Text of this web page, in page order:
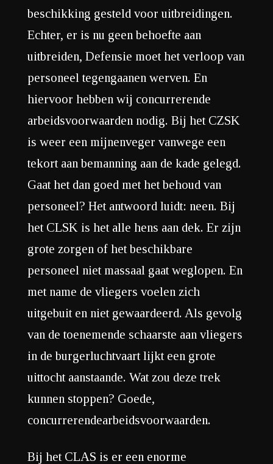
beschikking gesteld voor uitbreidingen.
Echter, er is nu geen behoefte aan
uitbreiden, Defensie moet het verloop van
personeel tegengaanen werven. En
hiervoor hebben wij concurrerende
arbeidsvoorwaarden nodig. Bij het CZSK
is weer een mijnenveger vanwege een
tekort aan bemanning aan de kade gelegd.
Gaat het dan goed met het behoud van
personeel? Het antwoord luidt: neen. Bij
het CLSK is het alle hens aan dek. Er zijn
grote zorgen of het beschikbare
personeel niet massaal gaat weglopen. En
met name de vliegers voelen zich
uitgebuit en niet gewaardeerd. Als gevolg
van de toenemende schaarste aan vliegers
in de burgerluchtvaart lijkt een grote
uittocht aanstaande. Wat zou deze trek
kunnen stoppen? Goede,
concurrerendearbeidsvoorwaarden.
Bij het CLAS is er een enorme